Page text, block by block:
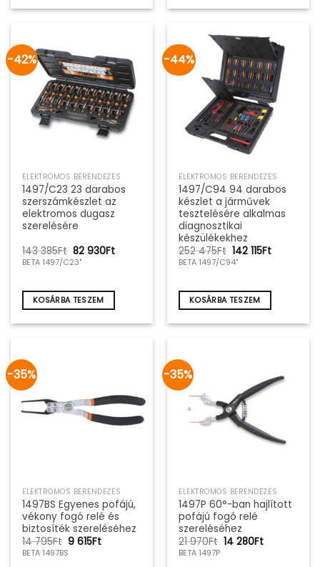
-42%
ELEKTROMOS BERENDEZÉS
1497/C23 23 darabos
szerszámkészlet az
elektromos dugasz
szerelésére
143 385Ft Original
price
was:
385Ft.
82 930FtCurrent
930Ft.
BETA 1497/C23"
KOSÁRBA TESZEM
-44%
ELEKTROMOS BERENDEZÉS
1497/C94 94 darabos
készlet a járművek
tesztelésére alkalmas
diagnosztikai
készülékekhez
252 475Ft Original
price
was:
475Ft.
142 115FtCurrent
115Ft.
BETA 1497/C94"
KOSÁRBA TESZEM
-35%
ELEKTROMOS BERENDEZÉS
1497BS Egyenes pofájú,
vékony fogó relé és
biztosíték szereléséhez
14 795Ft Original
price
was:
9 615FtCurrent
BETA 1497BS
-35%
ELEKTROMOS BERENDEZÉS
1497P 60°-ban hajlított
pofájú fogó relé
szereléséhez
21 970Ft Original
14 280FtCurrent
BETA 1497P